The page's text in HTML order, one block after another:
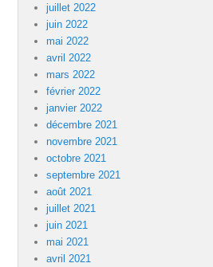
juillet 2022
juin 2022
mai 2022
avril 2022
mars 2022
février 2022
janvier 2022
décembre 2021
novembre 2021
octobre 2021
septembre 2021
août 2021
juillet 2021
juin 2021
mai 2021
avril 2021